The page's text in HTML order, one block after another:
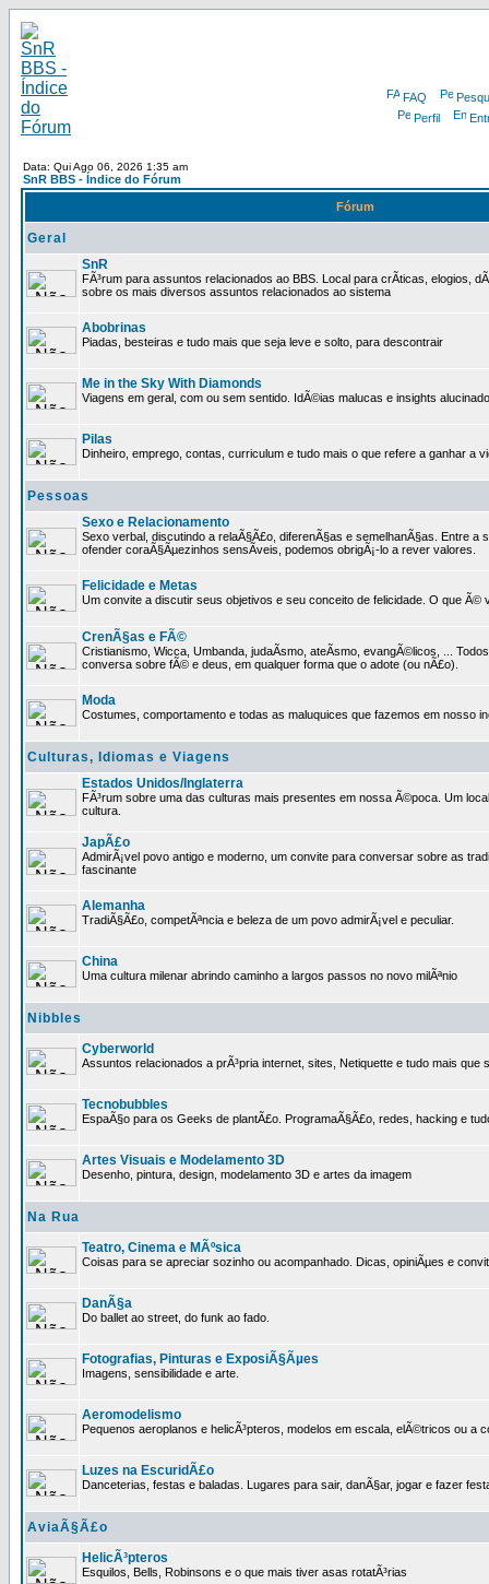
FAQ
Perfil
Data: Qui Ago 06, 2026 1:35 am
SnR BBS - Índice do Fórum
Fórum
Geral
SnR
FÃ³rum para assuntos relacionados ao BBS. Local para crÃ­ticas, elogios,
sobre os mais diversos assuntos relacionados ao sistema
Abobrinas
Piadas, besteiras e tudo mais que seja leve e solto, para descontrair
Me in the Sky With Diamonds
Viagens em geral, com ou sem sentido. IdÃ©ias malucas e insights
Pilas
Dinheiro, emprego, contas, curriculum e tudo mais o que refere a ganhar a
Pessoas
Sexo e Relacionamento
Sexo verbal, discutindo a relaÃ§Ã£o, diferenÃ§as e semelhanÃ§as. Entre a
ofender coraÃ§Ãµezinhos sensÃ­veis, podemos obrigÃ¡-lo a rever valores.
Felicidade e Metas
Um convite a discutir seus objetivos e seu conceito de felicidade. O que Ã©
CrenÃ§as e FÃ©
Cristianismo, Wicca, Umbanda, judaÃ­smo, ateÃ­smo, evangÃ©licos, ...
conversa sobre fÃ© e deus, em qualquer forma que o adote (ou nÃ£o).
Moda
Costumes, comportamento e todas as maluquices que fazemos em nosso
Culturas, Idiomas e Viagens
Estados Unidos/Inglaterra
FÃ³rum sobre uma das culturas mais presentes em nossa Ã©poca. Um
cultura.
JapÃ£o
AdmirÃ¡vel povo antigo e moderno, um convite para conversar sobre as
fascinante
Alemanha
TradiÃ§Ã£o, competÃªncia e beleza de um povo admirÃ¡vel e peculiar.
China
Uma cultura milenar abrindo caminho a largos passos no novo milÃªnio
Nibbles
Cyberworld
Assuntos relacionados a prÃ³pria internet, sites, Netiquette e tudo mais que
Tecnobubbles
EspaÃ§o para os Geeks de plantÃ£o. ProgramaÃ§Ã£o, redes, hacking e
Artes Visuais e Modelamento 3D
Desenho, pintura, design, modelamento 3D e artes da imagem
Na Rua
Teatro, Cinema e MÃºsica
Coisas para se apreciar sozinho ou acompanhado. Dicas, opiniÃµes e
DanÃ§a
Do ballet ao street, do funk ao fado.
Fotografias, Pinturas e ExposiÃ§Ãµes
Imagens, sensibilidade e arte.
Aeromodelismo
Pequenos aeroplanos e helicÃ³pteros, modelos em escala, elÃ©tricos ou a
Luzes na EscuridÃ£o
Danceterias, festas e baladas. Lugares para sair, danÃ§ar, jogar e fazer
AviaÃ§Ã£o
HelicÃ³pteros
Esquilos, Bells, Robinsons e o que mais tiver asas rotatÃ³rias